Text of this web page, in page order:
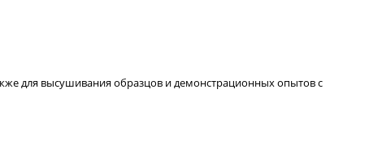
для высушивания образцов и демонстрационных опытов с